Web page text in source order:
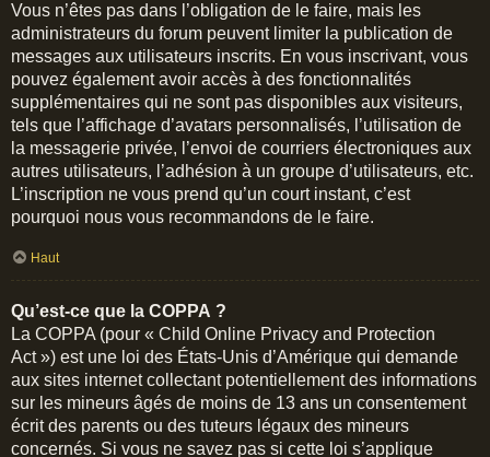
Vous n’êtes pas dans l’obligation de le faire, mais les
administrateurs du forum peuvent limiter la publication de
messages aux utilisateurs inscrits. En vous inscrivant, vous
pouvez également avoir accès à des fonctionnalités
supplémentaires qui ne sont pas disponibles aux visiteurs,
tels que l’affichage d’avatars personnalisés, l’utilisation de
la messagerie privée, l’envoi de courriers électroniques aux
autres utilisateurs, l’adhésion à un groupe d’utilisateurs, etc.
L’inscription ne vous prend qu’un court instant, c’est
pourquoi nous vous recommandons de le faire.
Haut
Qu’est-ce que la COPPA ?
La COPPA (pour « Child Online Privacy and Protection
Act ») est une loi des États-Unis d’Amérique qui demande
aux sites internet collectant potentiellement des informations
sur les mineurs âgés de moins de 13 ans un consentement
écrit des parents ou des tuteurs légaux des mineurs
concernés. Si vous ne savez pas si cette loi s’applique